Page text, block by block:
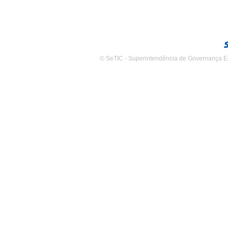
© SeTIC - Superintendência de Governança